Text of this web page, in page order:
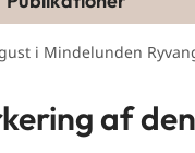
i Mindelunden
af